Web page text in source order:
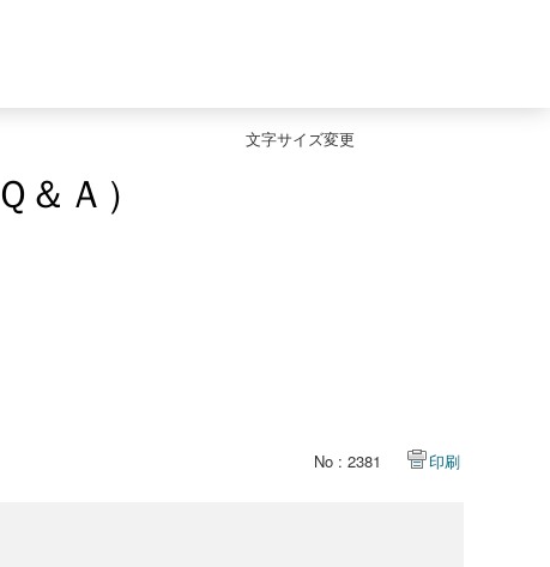
文字サイズ変更
Ａ）
No : 2381 印刷